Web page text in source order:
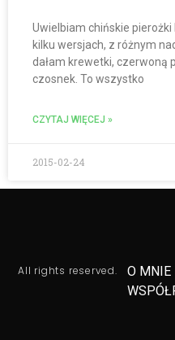
Uwielbiam chińskie pierożki
kilku wersjach, z różnym
dałam krewetki, czerwoną
czosnek. To wszystko
CZYTAJ WIĘCEJ »
2015-02-24
All rights reserved. O MNIE